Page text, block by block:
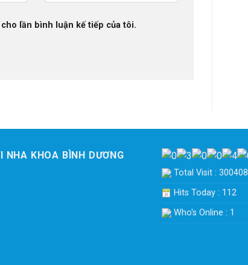
lần bình luận kế tiếp của tôi.
NHA KHOA BÌNH DƯƠNG
Total Visit : 300408
Hits Today : 112
Who's Online : 1